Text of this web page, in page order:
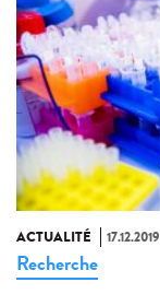
ACTUALITÉ 17.12.2019
Recherche